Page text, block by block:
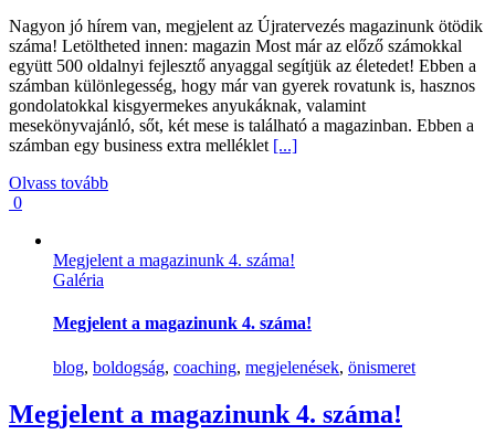
Nagyon jó hírem van, megjelent az Újratervezés magazinunk ötödik
száma! Letöltheted innen: magazin Most már az előző számokkal
együtt 500 oldalnyi fejlesztő anyaggal segítjük az életedet! Ebben a
számban különlegesség, hogy már van gyerek rovatunk is, hasznos
gondolatokkal kisgyermekes anyukáknak, valamint
mesekönyvajánló, sőt, két mese is található a magazinban. Ebben a
számban egy business extra melléklet [...]
Olvass tovább
0
Megjelent a magazinunk 4. száma!
Galéria
Megjelent a magazinunk 4. száma!
blog, boldogság, coaching, megjelenések, önismeret
Megjelent a magazinunk 4. száma!